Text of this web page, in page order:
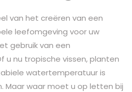
van het creëren van een
leefomgeving voor uw
gebruik van een
u nu tropische vissen, planten
watertemperatuur is
Maar waar moet u op letten bij